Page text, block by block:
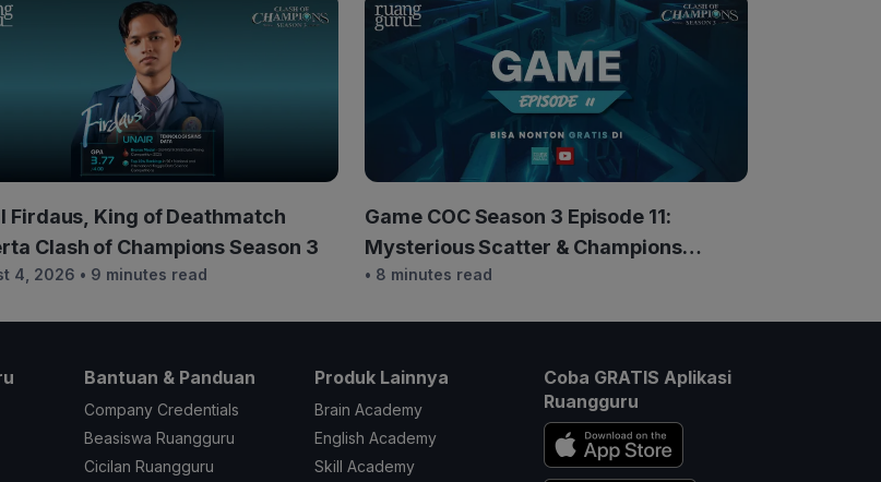
Firdaus, King of Deathmatch
Clash of Champions Season 3
4, 2026 • 9 minutes read
Game COC Season 3 Episode 11:
Mysterious Scatter & Champions
Residence
• 8 minutes read
Bantuan & Panduan
Company Credentials
Beasiswa Ruangguru
Cicilan Ruangguru
Produk Lainnya
Brain Academy
English Academy
Skill Academy
Coba GRATIS Aplikasi
Ruangguru